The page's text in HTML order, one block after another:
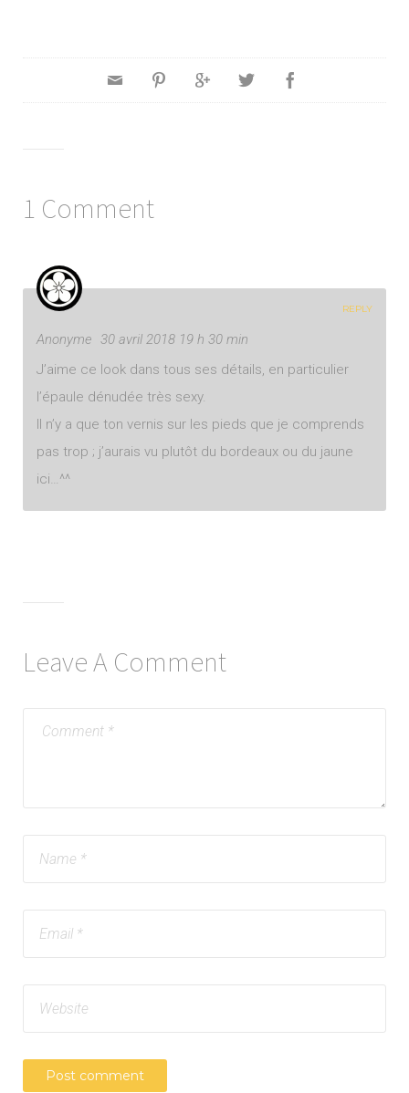
1 Comment
Anonyme 30 avril 2018 19 h 30 min
J’aime ce look dans tous ses détails, en particulier
l’épaule dénudée très sexy.
Il n’y a que ton vernis sur les pieds que je comprends
pas trop ; j’aurais vu plutôt du bordeaux ou du jaune
ici…^^
REPLY
Leave A Comment